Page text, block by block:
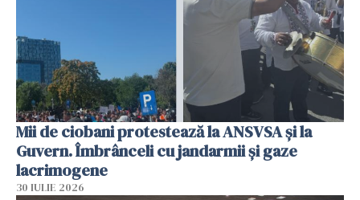
Mii de ciobani protestează la ANSVSA și la
Guvern. Îmbrânceli cu jandarmii și gaze
lacrimogene
30 IULIE 2026